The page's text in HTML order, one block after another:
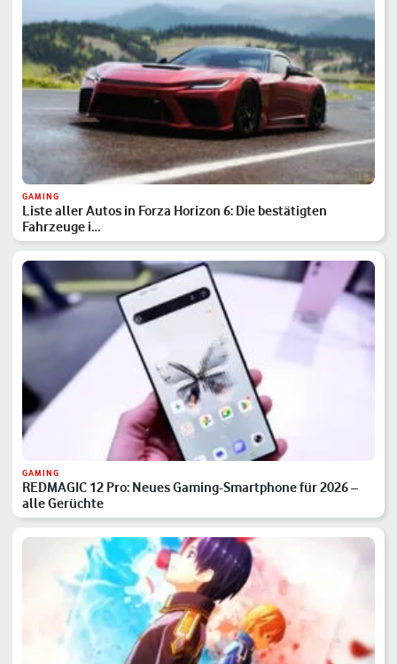
GAMING
Liste aller Autos in Forza Horizon 6: Die bestätigten
Fahrzeuge i…
GAMING
REDMAGIC 12 Pro: Neues Gaming-Smartphone für 2026 –
alle Gerüchte